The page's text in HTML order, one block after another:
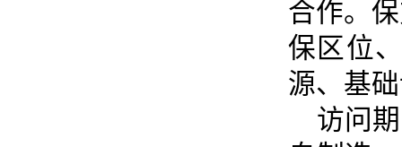
合作。
保区位
源、基
访问